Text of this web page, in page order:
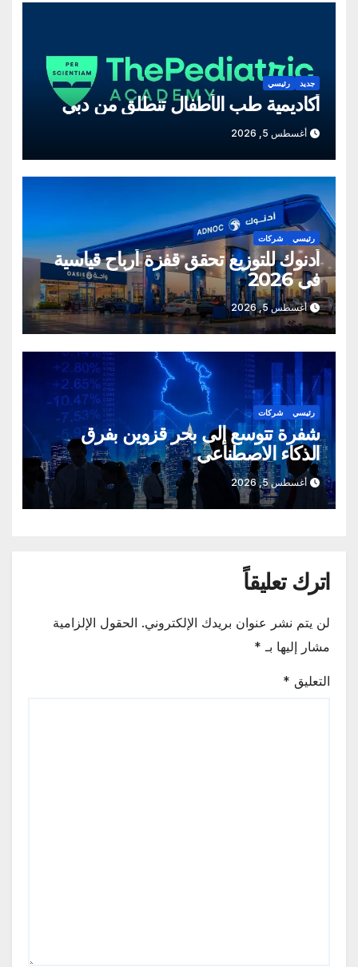
جديد رئيسي
أكاديمية طب الأطفال تنطلق من دبي
أغسطس 5, 2026
رئيسي شركات
أدنوك للتوزيع تحقق قفزة أرباح قياسية
في 2026
أغسطس 5, 2026
رئيسي شركات
شفرة تتوسع إلى بحر قزوين بفرق
الذكاء الاصطناعي
أغسطس 5, 2026
اترك تعليقاً
لن يتم نشر عنوان بريدك الإلكتروني. الحقول الإلزامية
مشار إليها بـ *
التعليق *